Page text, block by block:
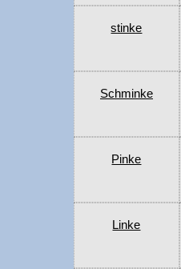
stinke
Schminke
Pinke
Linke